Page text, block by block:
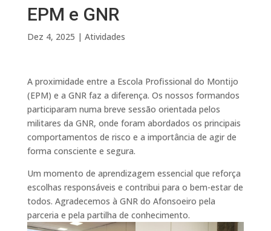
EPM e GNR
Dez 4, 2025 | Atividades
A proximidade entre a Escola Profissional do Montijo
(EPM) e a GNR faz a diferença. Os nossos formandos
participaram numa breve sessão orientada pelos
militares da GNR, onde foram abordados os principais
comportamentos de risco e a importância de agir de
forma consciente e segura.
Um momento de aprendizagem essencial que reforça
escolhas responsáveis e contribui para o bem-estar de
todos. Agradecemos à GNR do Afonsoeiro pela
parceria e pela partilha de conhecimento.